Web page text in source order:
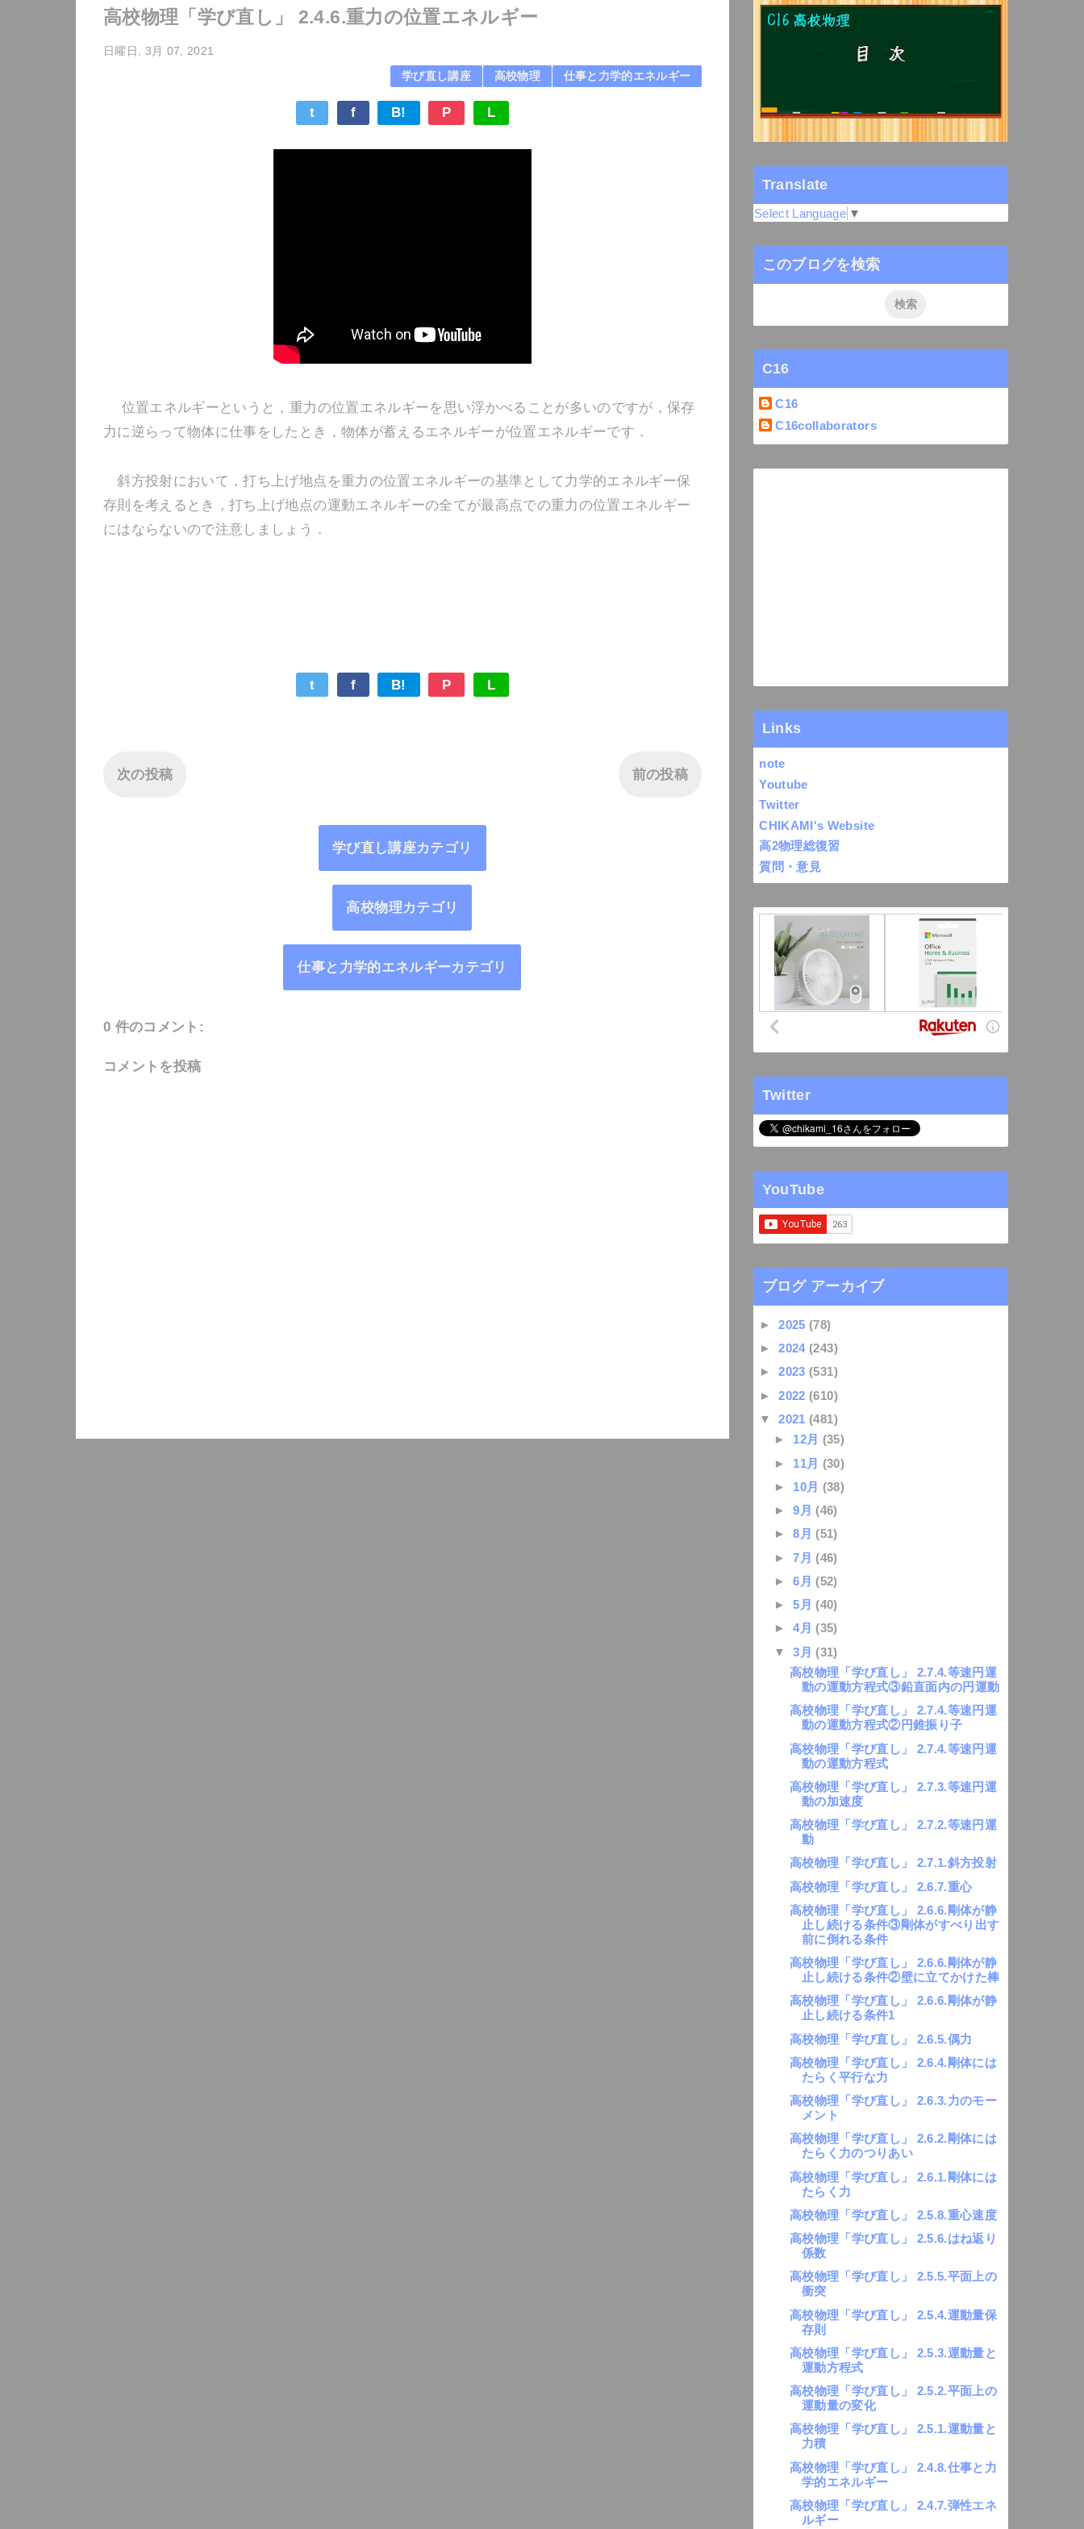
高校物理「学び直し」 2.4.6.重力の位置エネルギー
日曜日, 3月 07, 2021
学び直し講座 高校物理 仕事と力学的エネルギー
t f B! P L
位置エネルギーというと，重力の位置エネルギーを思い浮かべることが多いのですが，保存
力に逆らって物体に仕事をしたとき，物体が蓄えるエネルギーが位置エネルギーです．
斜方投射において，打ち上げ地点を重力の位置エネルギーの基準として力学的エネルギー保
存則を考えるとき，打ち上げ地点の運動エネルギーの全てが最高点での重力の位置エネルギー
にはならないので注意しましょう．
t f B! P L
次の投稿 前の投稿
学び直し講座カテゴリ
高校物理カテゴリ
仕事と力学的エネルギーカテゴリ
0 件のコメント:
コメントを投稿
Translate
Select Language ▼
このブログを検索
C16
C16
C16collaborators
Links
note
Youtube
Twitter
CHIKAMI's Website
高2物理総復習
質問・意見
Twitter
YouTube
ブログ アーカイブ
►2025 (78)
►2024 (243)
►2023 (531)
►2022 (610)
▼2021 (481)
► 12月 (35)
► 11月 (30)
► 10月 (38)
►9月 (46)
►8月 (51)
►7月 (46)
►6月 (52)
►5月 (40)
►4月 (35)
▼3月 (31)
高校物理「学び直し」 2.7.4.等速円運
動の運動方程式③鉛直面内の円運動
高校物理「学び直し」 2.7.4.等速円運
動の運動方程式②円錐振り子
高校物理「学び直し」 2.7.4.等速円運
動の運動方程式
高校物理「学び直し」 2.7.3.等速円運
動の加速度
高校物理「学び直し」 2.7.2.等速円運
動
高校物理「学び直し」 2.7.1.斜方投射
高校物理「学び直し」 2.6.7.重心
高校物理「学び直し」 2.6.6.剛体が静
止し続ける条件③剛体がすべり出す
前に倒れる条件
高校物理「学び直し」 2.6.6.剛体が静
止し続ける条件②壁に立てかけた棒
高校物理「学び直し」 2.6.6.剛体が静
止し続ける条件1
高校物理「学び直し」 2.6.5.偶力
高校物理「学び直し」 2.6.4.剛体には
たらく平行な力
高校物理「学び直し」 2.6.3.力のモー
メント
高校物理「学び直し」 2.6.2.剛体には
たらく力のつりあい
高校物理「学び直し」 2.6.1.剛体には
たらく力
高校物理「学び直し」 2.5.8.重心速度
高校物理「学び直し」 2.5.6.はね返り
係数
高校物理「学び直し」 2.5.5.平面上の
衝突
高校物理「学び直し」 2.5.4.運動量保
存則
高校物理「学び直し」 2.5.3.運動量と
運動方程式
高校物理「学び直し」 2.5.2.平面上の
運動量の変化
高校物理「学び直し」 2.5.1.運動量と
力積
高校物理「学び直し」 2.4.8.仕事と力
学的エネルギー
高校物理「学び直し」 2.4.7.弾性エネ
ルギー